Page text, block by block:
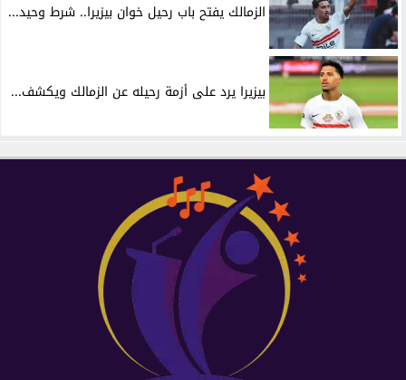
الزمالك يفتح باب رحيل خوان بيزيرا.. شرط وحيد...
بيزيرا يرد على أزمة رحيله عن الزمالك ويكشف...